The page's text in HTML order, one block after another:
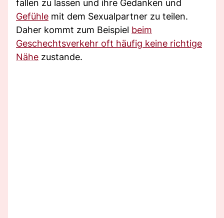
fallen zu lassen und ihre Gedanken und
Gefühle mit dem Sexualpartner zu teilen.
Daher kommt zum Beispiel beim
Geschechtsverkehr oft häufig keine richtige
Nähe zustande.